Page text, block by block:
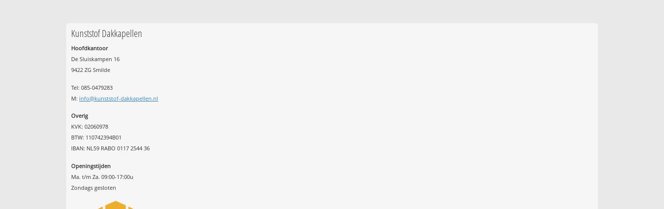
Kunststof Dakkapellen
Hoofdkantoor
De Sluiskampen 16
9422 ZG Smilde
Tel: 085-0479283
M: info@kunststof-dakkapellen.nl
Overig
KVK: 02060978
BTW: 110742394B01
IBAN: NL59 RABO 0117 2544 36
Openingstijden
Ma. t/m Za. 09:00-17:00u
Zondags gesloten